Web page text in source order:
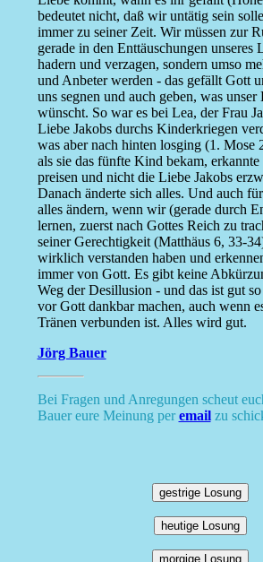
bedeutet nicht, daß wir untätig sein
immer zu seiner Zeit. Wir müssen zur
gerade in den Enttäuschungen unseres
hadern und verzagen, sondern umso
und Anbeter werden - das gefällt Gott
uns segnen und auch geben, was unser
wünscht. So war es bei Lea, der Frau
Liebe Jakobs durchs Kinderkriegen
was aber nach hinten losging (1. Mose
als sie das fünfte Kind bekam, erkannte
preisen und nicht die Liebe Jakobs
Danach änderte sich alles. Und auch
alles ändern, wenn wir (gerade durch
lernen, zuerst nach Gottes Reich zu
seiner Gerechtigkeit (Matthäus 6, 33-
wirklich verstanden haben und
immer von Gott. Es gibt keine
Weg der Desillusion - und das ist gut
vor Gott dankbar machen, auch wenn
Tränen verbunden ist. Alles wird gut.
Jörg Bauer
Bei Fragen und Anregungen scheut
Bauer eure Meinung peremailzu
gestrige Losung
heutige Losung
morgige Losung